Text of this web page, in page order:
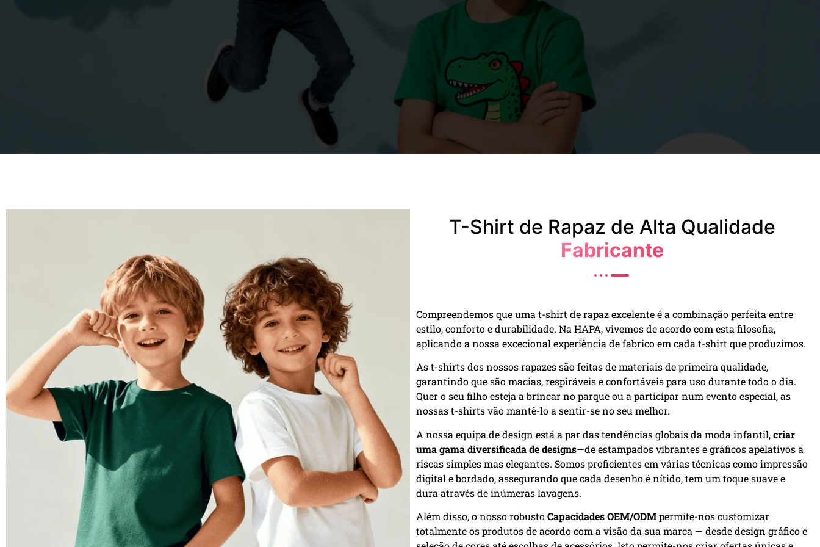
T-Shirt de Rapaz de Alta Qualidade
Fabricante
Compreendemos que uma t-shirt de rapaz excelente é a combinação perfeita entre
estilo, conforto e durabilidade. Na HAPA, vivemos de acordo com esta filosofia,
aplicando a nossa excecional experiência de fabrico em cada t-shirt que produzimos.
As t-shirts dos nossos rapazes são feitas de materiais de primeira qualidade,
garantindo que são macias, respiráveis e confortáveis para uso durante todo o dia.
Quer o seu filho esteja a brincar no parque ou a participar num evento especial, as
nossas t-shirts vão mantê-lo a sentir-se no seu melhor.
A nossa equipa de design está a par das tendências globais da moda infantil,criar
uma gama diversificada de designs—de estampados vibrantes e gráficos apelativos a
riscas simples mas elegantes. Somos proficientes em várias técnicas como impressão
digital e bordado, assegurando que cada desenho é nítido, tem um toque suave e
dura através de inúmeras lavagens.
Além disso, o nosso robustoCapacidades OEM/ODMpermite-nos customizar
totalmente os produtos de acordo com a visão da sua marca — desde design gráfico e